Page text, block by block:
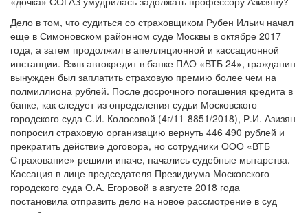
Дело в том, что судиться со страховщиком Рубен Ильич начал
еще в Симоновском районном суде Москвы в октябре 2017
года, а затем продолжил в апелляционной и кассационной
инстанции. Взяв автокредит в банке ПАО «ВТБ 24», гражданин
вынужден был заплатить страховую премию более чем на
полмиллиона рублей. После досрочного погашения кредита в
банке, как следует из определения судьи Московского
городского суда С.И. Колосовой (4г/11-8851/2018), Р.И. Азизян
попросил страховую организацию вернуть 446 490 рублей и
прекратить действие договора, но сотрудники ООО «ВТБ
Страхование» решили иначе, начались судебные мытарства.
Кассация в лице председателя Президиума Московского
городского суда О.А. Егоровой в августе 2018 года
постановила отправить дело на новое рассмотрение в суд
первой инстанции.